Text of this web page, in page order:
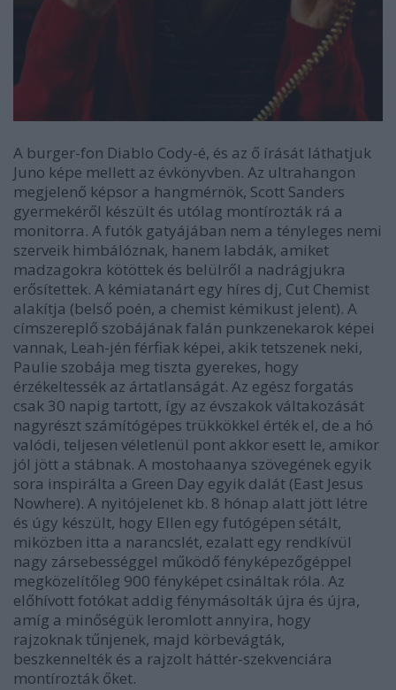
A burger-fon Diablo Cody-é, és az ő írását láthatjuk
Juno képe mellett az évkönyvben. Az ultrahangon
megjelenő képsor a hangmérnök, Scott Sanders
gyermekéről készült és utólag montírozták rá a
monitorra. A futók gatyájában nem a tényleges nemi
szerveik himbálóznak, hanem labdák, amiket
madzagokra kötöttek és belülről a nadrágjukra
erősítettek. A kémiatanárt egy híres dj, Cut Chemist
alakítja (belső poén, a chemist kémikust jelent). A
címszereplő szobájának falán punkzenekarok képei
vannak, Leah-jén férfiak képei, akik tetszenek neki,
Paulie szobája meg tiszta gyerekes, hogy
érzékeltessék az ártatlanságát. Az egész forgatás
csak 30 napig tartott, így az évszakok váltakozását
nagyrészt számítógépes trükkökkel érték el, de a hó
valódi, teljesen véletlenül pont akkor esett le, amikor
jól jött a stábnak. A mostohaanya szövegének egyik
sora inspirálta a Green Day egyik dalát (East Jesus
Nowhere). A nyitójelenet kb. 8 hónap alatt jött létre
és úgy készült, hogy Ellen egy futógépen sétált,
miközben itta a narancslét, ezalatt egy rendkívül
nagy zársebességgel működő fényképezőgéppel
megközelítőleg 900 fényképet csináltak róla. Az
előhívott fotókat addig fénymásolták újra és újra,
amíg a minőségük leromlott annyira, hogy
rajzoknak tűnjenek, majd körbevágták,
beszkennelték és a rajzolt háttér-szekvenciára
montírozták őket.